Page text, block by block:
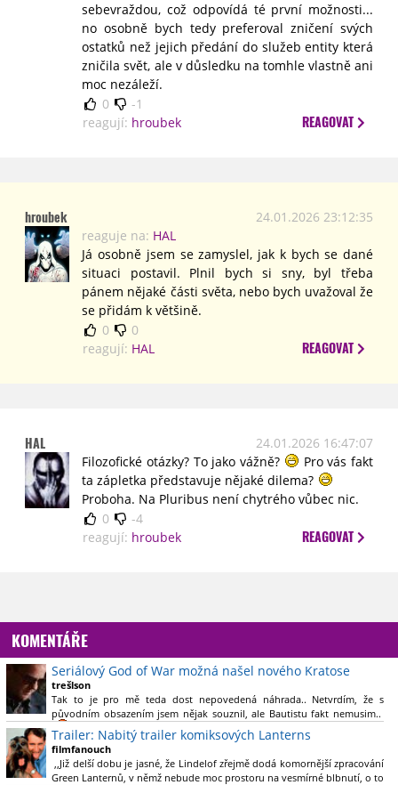
sebevraždou, což odpovídá té první možnosti...
no osobně bych tedy preferoval zničení svých
ostatků než jejich předání do služeb entity která
zničila svět, ale v důsledku na tomhle vlastně ani
moc nezáleží.
0
-1
reagují: hroubek REAGOVAT
hroubek
24.01.2026 23:12:35
reaguje na: HAL
Já osobně jsem se zamyslel, jak k bych se dané
situaci postavil. Plnil bych si sny, byl třeba
pánem nějaké části světa, nebo bych uvažoval že
se přidám k většině.
0
0
reagují: HAL REAGOVAT
HAL
24.01.2026 16:47:07
Filozofické otázky? To jako vážně?
Pro vás fakt
ta zápletka představuje nějaké dilema?
Proboha. Na Pluribus není chytrého vůbec nic.
0
-4
reagují: hroubek REAGOVAT
KOMENTÁŘE
Seriálový God of War možná našel nového Kratose
trešlson
Tak to je pro mě teda dost nepovedená náhrada.. Netvrdím, že s
původním obsazením jsem nějak souznil, ale Bautistu fakt nemusim..
Trailer: Nabitý trailer komiksových Lanterns
filmfanouch
,,Již delší dobu je jasné, že Lindelof zřejmě dodá komornější zpracování
Green Lanternů, v němž nebude moc prostoru na vesmírné blbnutí, o to